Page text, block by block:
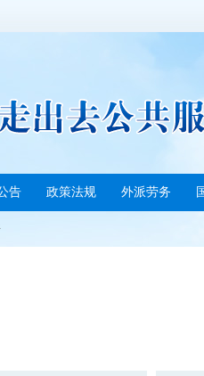
告 政策法规 外派劳务